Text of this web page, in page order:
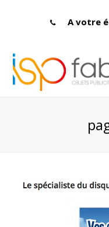
A votre